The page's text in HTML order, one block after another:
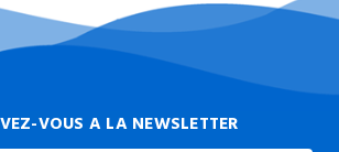
VOUS A LA NEWSLETTER